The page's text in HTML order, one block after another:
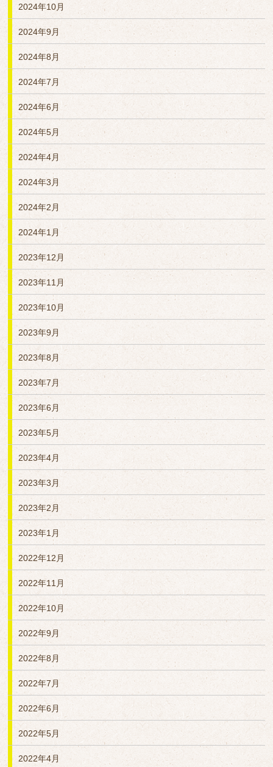
2024年10月
2024年9月
2024年8月
2024年7月
2024年6月
2024年5月
2024年4月
2024年3月
2024年2月
2024年1月
2023年12月
2023年11月
2023年10月
2023年9月
2023年8月
2023年7月
2023年6月
2023年5月
2023年4月
2023年3月
2023年2月
2023年1月
2022年12月
2022年11月
2022年10月
2022年9月
2022年8月
2022年7月
2022年6月
2022年5月
2022年4月